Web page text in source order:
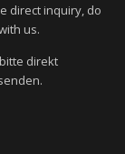
direct inquiry, do
us.
direkt